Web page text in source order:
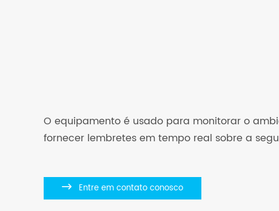
O equipamento é usado para monitorar o
fornecer lembretes em tempo real sobre a
 Entre em contato conosco